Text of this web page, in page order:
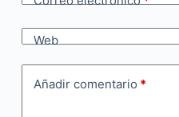
Web
Añadir comentario *